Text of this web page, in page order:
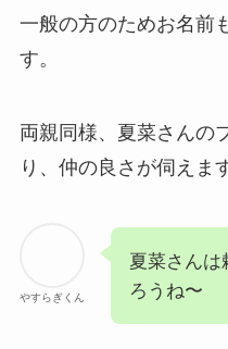
一般の方のためお名前
す。
両親同様、夏菜さんの
り、仲の良さが伺えま
やすらぎくん
夏菜さんは
ろうね〜